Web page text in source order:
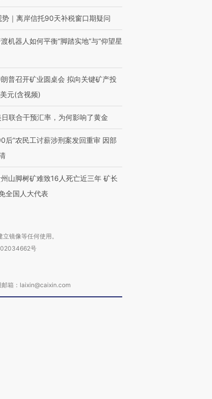
链博
接产
有意思的生活方式·第三对
住三大增长引擎是什么？
势｜离岸信托90天补税窗口期疑问
机器人如何平衡“脚踏实地”与“仰望星
普召开矿业圆桌会 拟向关键矿产投
元(含视频)
日联合干预汇率，为何影响了黄金
后”农民工讨薪涉刑案发回重审 因部
山脚树矿难致16人死亡近三年 矿长
全国人大代表
镜像等任何使用。
号
箱：laixin@caixin.com